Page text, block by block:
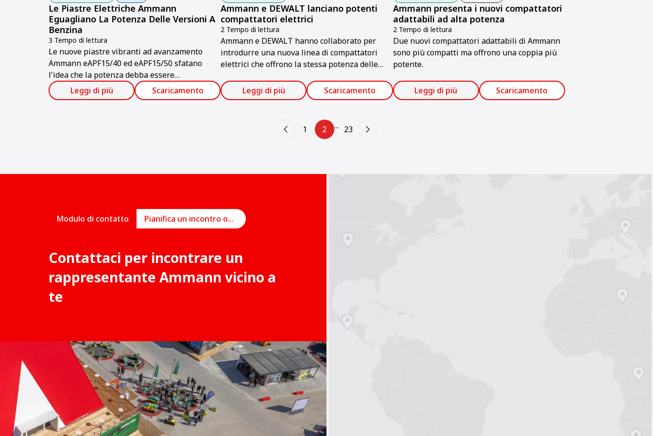
Le Piastre Elettriche Ammann
Eguagliano La Potenza Delle Versioni A
Benzina
3 Tempo di lettura
Le nuove piastre vibranti ad avanzamento
Ammann eAPF15/40 ed eAPF15/50 sfatano
l'idea che la potenza debba essere
compromessa quando si usa una macchina
elettrica.
Leggi di più Scaricamento
Ammann e DEWALT lanciano potenti
compattatori elettrici
2 Tempo di lettura
Ammann e DEWALT hanno collaborato per
introdurre una nuova linea di compattatori
elettrici che offrono la stessa potenza delle
Leggi di più
Scaricamento
Ammann presenta i nuovi compattatori
adattabili ad alta potenza
2 Tempo di lettura
Due nuovi compattatori adattabili di Ammann
sono più compatti ma offrono una coppia più
potente.
Leggi di più Scaricamento
1 2 ... 23
Modulo di contatto Pianifica un incontro online
Contattaci per incontrare un
rappresentante Ammann vicino a
te